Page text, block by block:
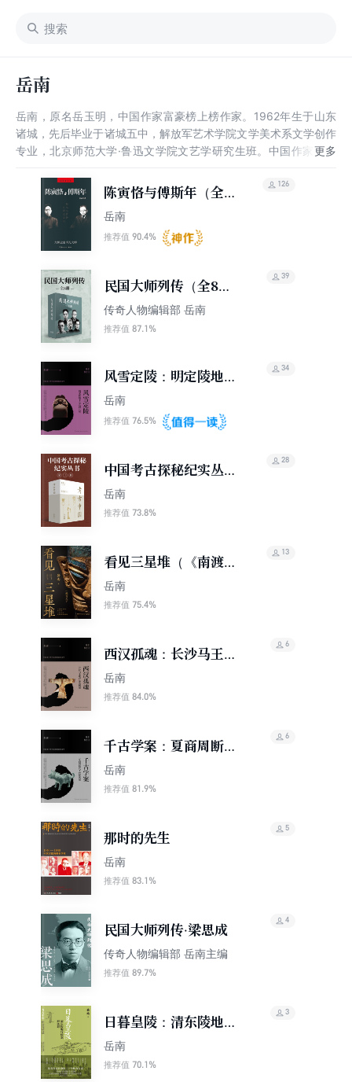
岳南
岳南，原名岳玉明，中国作家富豪榜上榜作家。1962年生于山东
诸城，先后毕业于诸城五中，解放军艺术学院文学美术系文学创作
专业，北京师范大学·鲁迅文学院文艺学研究生班。中国作家协会
陈寅恪与傅斯年（全新
修订版）
岳南
推荐值 90.4%
126
民国大师列传（全8
册）
传奇人物编辑部 岳南
推荐值 87.1%
39
风雪定陵：明定陵地下
玄宫洞开记
岳南
推荐值 76.5%
34
中国考古探秘纪实丛书
（全11册）
岳南
推荐值 73.8%
28
看见三星堆（《南渡北
归》作者岳南新作！）
岳南
推荐值 75.4%
13
西汉孤魂：长沙马王堆
汉墓发掘记
岳南
推荐值 84.0%
6
千古学案：夏商周断代
工程解密记
岳南
推荐值 81.9%
6
那时的先生
岳南
推荐值 83.1%
5
民国大师列传·梁思成
传奇人物编辑部 岳南主编
推荐值 89.7%
4
日暮皇陵：清东陵地宫
珍宝被盗记
岳南
推荐值 70.1%
3